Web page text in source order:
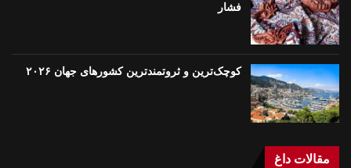
فشار
کوچک‌ترین و ثروتمندترین کشورهای جهان ۲۰۲۶
مقالات داغ